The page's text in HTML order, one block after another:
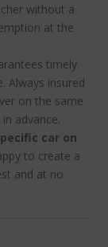
without a
at the
timely
Always insured
on the same
advance.
car on
to create a
and at no